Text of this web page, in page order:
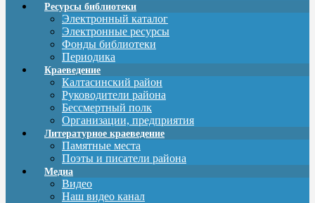
Ресурсы библиотеки
Электронный каталог
Электронные ресурсы
Фонды библиотеки
Периодика
Краеведение
Калтасинский район
Руководители района
Бессмертный полк
Организации, предприятия
Литературное краеведение
Памятные места
Поэты и писатели района
Медиа
Видео
Наш видео канал